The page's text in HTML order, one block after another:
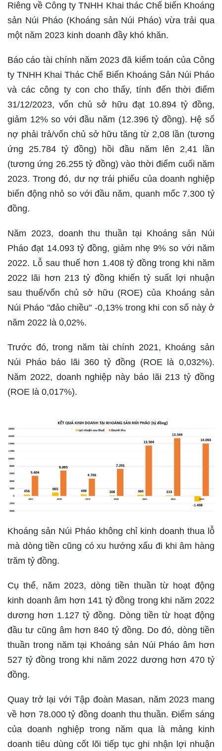
Riêng về Công ty TNHH Khai thác Chế biến Khoáng
sản Núi Pháo (Khoáng sản Núi Pháo) vừa trải qua
một năm 2023 kinh doanh đầy khó khăn.
Báo cáo tài chính năm 2023 đã kiểm toán của Công
ty TNHH Khai Thác Chế Biến Khoáng Sản Núi Pháo
và các công ty con cho thấy, tính đến thời điểm
31/12/2023, vốn chủ sở hữu đạt 10.894 tỷ đồng,
giảm 12% so với đầu năm (12.396 tỷ đồng). Hệ số
nợ phải trả/vốn chủ sở hữu tăng từ 2,08 lần (tương
ứng 25.784 tỷ đồng) hồi đầu năm lên 2,41 lần
(tương ứng 26.255 tỷ đồng) vào thời điểm cuối năm
2023. Trong đó, dư nợ trái phiếu của doanh nghiệp
biến động nhỏ so với đầu năm, quanh mốc 7.300 tỷ
đồng.
Năm 2023, doanh thu thuần tại Khoáng sản Núi
Pháo đạt 14.093 tỷ đồng, giảm nhẹ 9% so với năm
2022. Lỗ sau thuế hơn 1.408 tỷ đồng trong khi năm
2022 lãi hơn 213 tỷ đồng khiến tỷ suất lợi nhuận
sau thuế/vốn chủ sở hữu (ROE) của Khoáng sản
Núi Pháo "đảo chiều" -0,13% trong khi con số này ở
năm 2022 là 0,02%.
Trước đó, trong năm tài chính 2021, Khoáng sản
Núi Pháo báo lãi 360 tỷ đồng (ROE là 0,032%).
Năm 2022, doanh nghiệp này báo lãi 213 tỷ đồng
(ROE là 0,017%).
Khoáng sản Núi Pháo không chỉ kinh doanh thua lỗ
mà dòng tiền cũng có xu hướng xấu đi khi âm hàng
trăm tỷ đồng.
Cụ thể, năm 2023, dòng tiền thuần từ hoạt động
kinh doanh âm hơn 141 tỷ đồng trong khi năm 2022
dương hơn 1.127 tỷ đồng. Dòng tiền từ hoạt động
đầu tư cũng âm hơn 840 tỷ đồng. Do đó, dòng tiền
thuần trong năm tại Khoáng sản Núi Pháo âm hơn
527 tỷ đồng trong khi năm 2022 dương hơn 470 tỷ
đồng.
Quay trở lại với Tập đoàn Masan, năm 2023 mang
về hơn 78.000 tỷ đồng doanh thu thuần. Điểm sáng
của doanh nghiệp trong năm qua là mảng kinh
doanh tiêu dùng cốt lõi tiếp tục ghi nhận lợi nhuận